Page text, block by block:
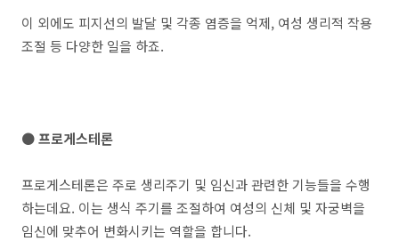
이 외에도 피지선의 발달 및 각종 염증을 억제, 여성 생리적 작용
조절 등 다양한 일을 하죠.
● 프로게스테론
프로게스테론은 주로 생리주기 및 임신과 관련한 기능들을 수행
하는데요. 이는 생식 주기를 조절하여 여성의 신체 및 자궁벽을
임신에 맞추어 변화시키는 역할을 합니다.